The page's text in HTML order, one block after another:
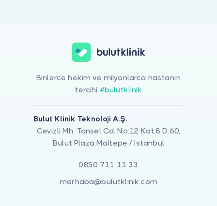
Binlerce hekim ve milyonlarca hastanın
tercihi #bulutklinik
Bulut Klinik Teknoloji A.Ş.
Cevizli Mh. Tansel Cd. No:12 Kat:8 D:60,
Bulut Plaza Maltepe / İstanbul
0850 711 11 33
merhaba@bulutklinik.com